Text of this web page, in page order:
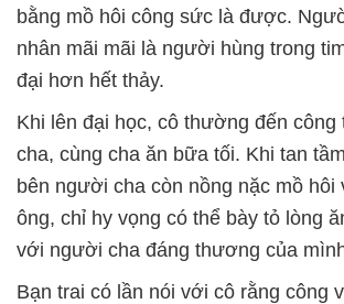
bằng mồ hôi công sức là được.
nhân mãi mãi là người hùng trong
đại hơn hết thảy.
Khi lên đại học, cô thường đến
cha, cùng cha ăn bữa tối. Khi tan
bên người cha còn nồng nặc mồ hôi
ông, chỉ hy vọng có thể bày tỏ lòng
với người cha đáng thương của
Bạn trai có lần nói với cô rằng công